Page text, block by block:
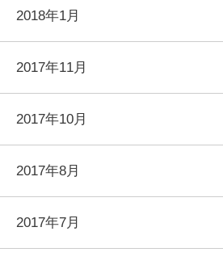
2018年1月
2017年11月
2017年10月
2017年8月
2017年7月